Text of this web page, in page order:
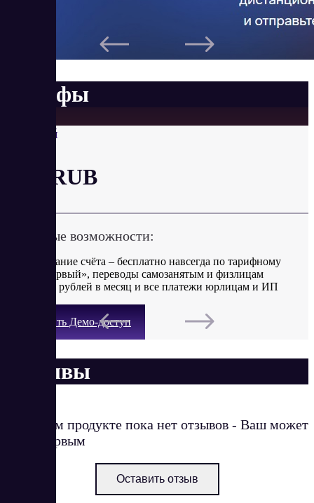
Тарифы
Первый
от 0 RUB
Ключевые возможности:
Обслуживание счёта – бесплатно навсегда по тарифному
плану «Первый», переводы самозанятым и физлицам
до 400 000 рублей в месяц и все платежи юрлицам и ИП
Получить Демо-доступ
Отзывы
О данном продукте пока нет отзывов - Ваш может
стать первым
Оставить отзыв